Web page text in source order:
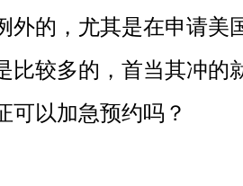
外的，尤其是在申请美
比较多的，首当其冲的
可以加急预约吗？